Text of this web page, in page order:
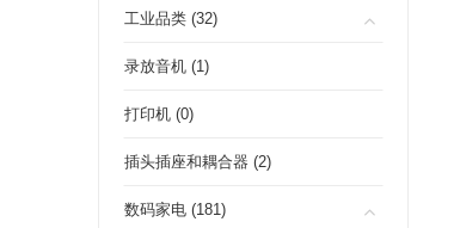
工业品类 (32)
录放音机 (1)
打印机 (0)
插头插座和耦合器 (2)
数码家电 (181)